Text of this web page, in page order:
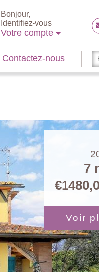
Bonjour,
Identifiez-vous
Votre compte
Contactez-nous
7
Voir